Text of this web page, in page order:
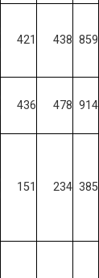
421 438 859
436 478 914
151 234 385